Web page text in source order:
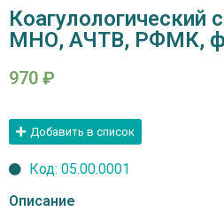
Коагулологический
МНО, АЧТВ, РФМК,
970 ₽
Добавить в список
Код: 05.00.0001
Описание